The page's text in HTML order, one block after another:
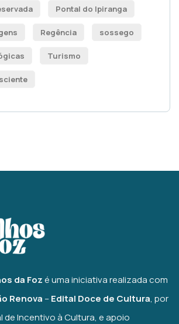
Pontal do Ipiranga
Regência sossego
Turismo
da Fozé uma iniciativa realizada com
Renova –Edital Doce de Cultura, por
de Incentivo à Cultura, e apoio